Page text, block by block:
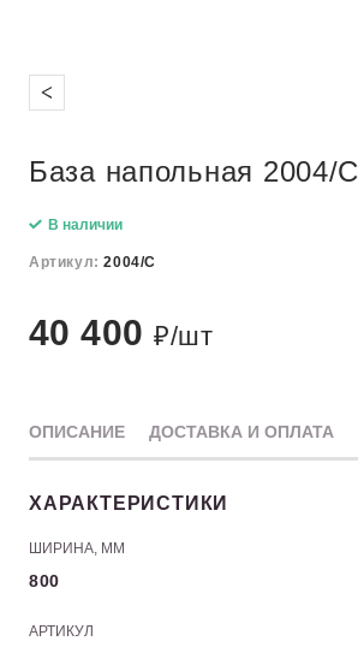
База напольная 2004/C
В наличии
Артикул:2004/C
40 400₽/шт
ОПИСАНИЕ ДОСТАВКА И ОПЛАТА
ХАРАКТЕРИСТИКИ
ШИРИНА, ММ
800
АРТИКУЛ